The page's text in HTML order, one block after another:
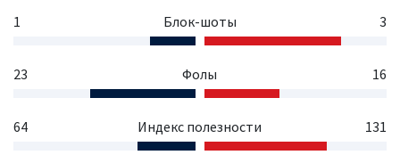
1 Блок-шоты 3
23 Фолы 16
64 Индекс полезности 131